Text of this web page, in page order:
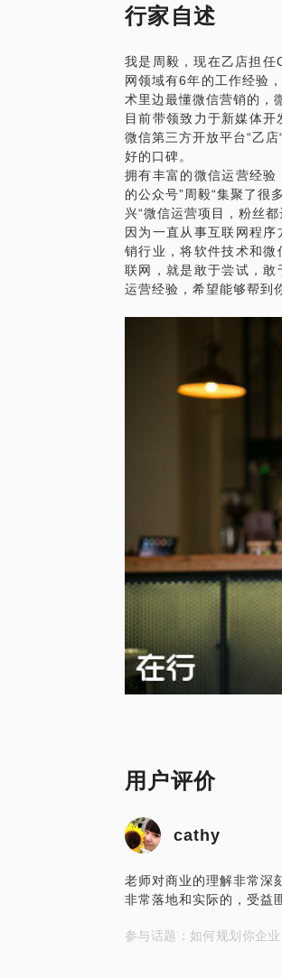
行家自述
我是周毅，现在乙店担任
网领域有6年的工作经验
术里边最懂微信营销的，
目前带领致力于新媒体
微信第三方开放平台“乙
好的口碑。
拥有丰富的微信运营经
的公众号”周毅“集聚了很
兴“微信运营项目，粉丝
因为一直从事互联网程
销行业，将软件技术和
联网，就是敢于尝试，
运营经验，希望能够帮到
用户评价
cathy
老师对商业的理解非常深
非常落地和实际的，受益
参与话题：如何规划你企